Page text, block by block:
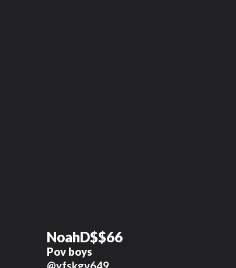
NoahD$$66
Pov boys